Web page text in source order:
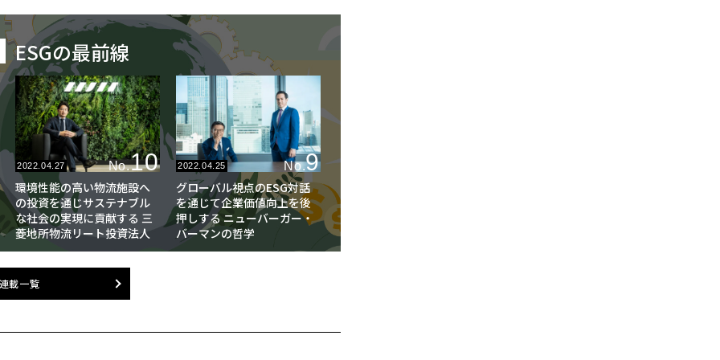
ESGの最前線
2022.04.27 No.10
環境性能の高い物流施設へ
の投資を通じサステナブル
な社会の実現に貢献する 三
菱地所物流リート投資法人
2022.04.25 No.9
グローバル視点のESG対話
を通じて企業価値向上を後
押しする ニューバーガー・
バーマンの哲学
載一覧